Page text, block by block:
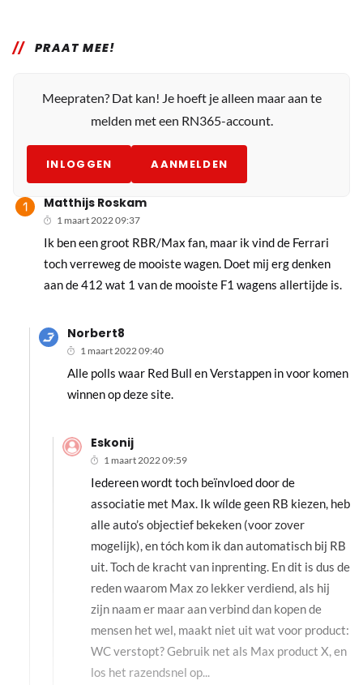
PRAAT MEE!
Meepraten? Dat kan! Je hoeft je alleen maar aan te
melden met een RN365-account.
INLOGGEN AANMELDEN
Matthijs Roskam
1 maart 2022 09:37
Ik ben een groot RBR/Max fan, maar ik vind de Ferrari
toch verreweg de mooiste wagen. Doet mij erg denken
aan de 412 wat 1 van de mooiste F1 wagens allertijde is.
Norbert8
1 maart 2022 09:40
Alle polls waar Red Bull en Verstappen in voor komen
winnen op deze site.
Eskonij
1 maart 2022 09:59
Iedereen wordt toch beïnvloed door de
associatie met Max. Ik wílde geen RB kiezen, heb
alle auto’s objectief bekeken (voor zover
mogelijk), en tóch kom ik dan automatisch bij RB
uit. Toch de kracht van inprenting. En dit is dus de
reden waarom Max zo lekker verdiend, als hij
zijn naam er maar aan verbind dan kopen de
mensen het wel, maakt niet uit wat voor product:
WC verstopt? Gebruik net als Max product X, en
los het razendsnel op...